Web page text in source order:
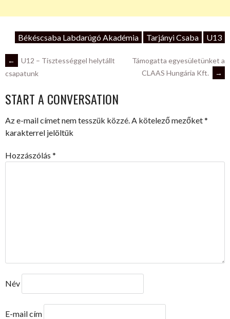
Békéscsaba Labdarúgó Akadémia Tarjányi Csaba U13
POST
NAVIGATION
←
U12 – Tisztességgel helytállt
csapatunk
Támogatta egyesületünket a
CLAAS Hungária Kft.
→
START A CONVERSATION
Az e-mail címet nem tesszük közzé.A kötelező mezőket*
karakterrel jelöltük
Hozzászólás *
Név
E-mail cím